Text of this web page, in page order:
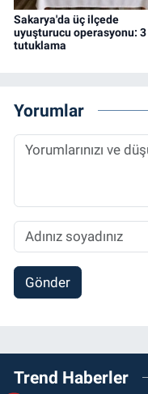
Sakarya'da üç ilçede
uyuşturucu operasyonu: 3
tutuklama
Yorumlar
Gönder
Trend Haberler